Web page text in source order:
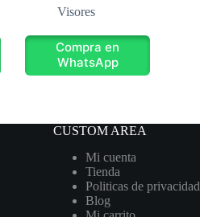
Visores
Compra en
WhatsApp
CUSTOM AREA
Mi cuenta
Tienda
Politicas de privacidad
Blog